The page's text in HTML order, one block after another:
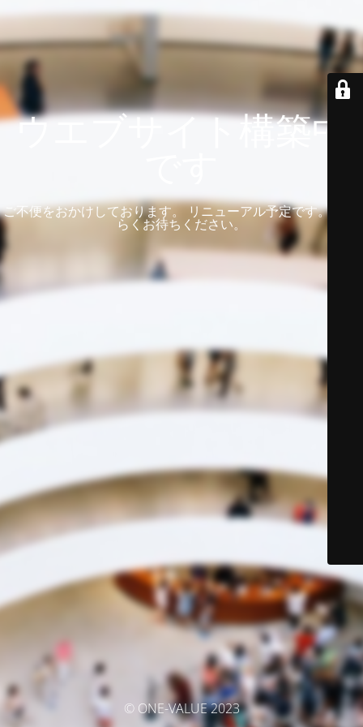
ウエブサイト構築中
ご不便をおかけしております。 リニューアル予定です。 しば
らくお待ちください。
© ONE-VALUE 2023